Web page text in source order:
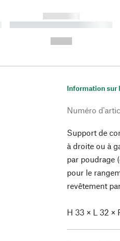
------------
----------- ----------- ----------
Information sur
Numéro
Support de
à droite ou à
par poudrage
pour le
revêtement
H 33 × L 32 ×